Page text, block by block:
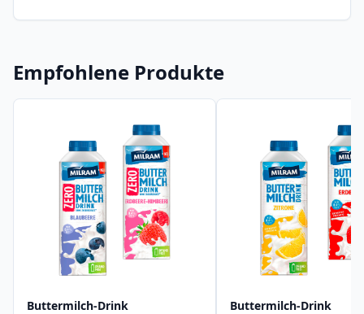
Empfohlene Produkte
Buttermilch-Drink Buttermilch-Drink